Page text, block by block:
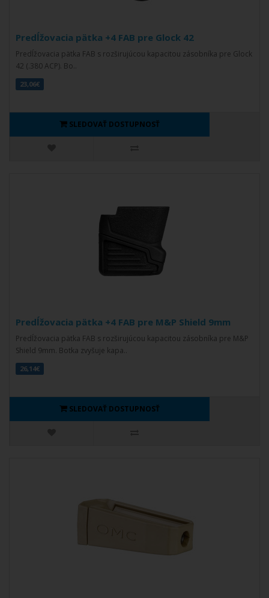
Predĺžovacia pätka +4 FAB pre Glock 42
Predĺžovacia pätka FAB s rozširujúcou kapacitou zásobníka pre Glock
42 (.380 ACP). Bo..
23,06€
SLEDOVAŤ DOSTUPNOSŤ
Predĺžovacia pätka +4 FAB pre M&P Shield 9mm
Predĺžovacia pätka FAB s rozširujúcou kapacitou zásobníka pre M&P
Shield 9mm. Botka zvyšuje kapa..
26,14€
SLEDOVAŤ DOSTUPNOSŤ